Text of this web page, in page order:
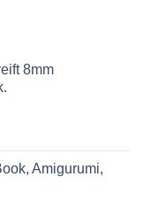
8mm
Amigurumi,